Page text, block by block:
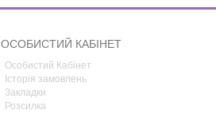
ОСОБИСТИЙ КАБІНЕТ
Особистий Кабінет
Історія замовлень
Закладки
Розсилка